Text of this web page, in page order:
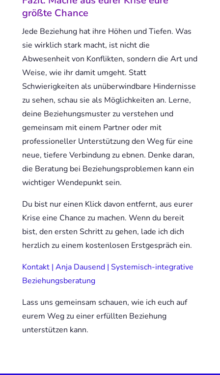
größte Chance
Jede Beziehung hat ihre Höhen und Tiefen. Was
sie wirklich stark macht, ist nicht die
Abwesenheit von Konflikten, sondern die Art und
Weise, wie ihr damit umgeht. Statt
Schwierigkeiten als unüberwindbare Hindernisse
zu sehen, schau sie als Möglichkeiten an. Lerne,
deine Beziehungsmuster zu verstehen und
gemeinsam mit einem Partner oder mit
professioneller Unterstützung den Weg für eine
neue, tiefere Verbindung zu ebnen. Denke daran,
die Beratung bei Beziehungsproblemen kann ein
wichtiger Wendepunkt sein.
Du bist nur einen Klick davon entfernt, aus eurer
Krise eine Chance zu machen. Wenn du bereit
bist, den ersten Schritt zu gehen, lade ich dich
herzlich zu einem kostenlosen Erstgespräch ein.
Kontakt | Anja Dausend | Systemisch-integrative
Beziehungsberatung
Lass uns gemeinsam schauen, wie ich euch auf
eurem Weg zu einer erfüllten Beziehung
unterstützen kann.